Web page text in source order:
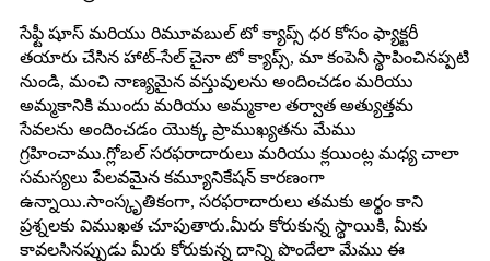
సేఫ్టీ షూస్ మరియు రిమూవబుల్ టో క్యాప్స్ ధర కోసం ఫ్యాక్టరీ
తయారు చేసిన హాట్-సేల్ చైనా టో క్యాప్స్, మా కంపెనీ స్థాపించినప్పటి
నుండి, మంచి నాణ్యమైన వస్తువులను అందించడం మరియు
అమ్మకానికి ముందు మరియు అమ్మకాల తర్వాత అత్యుత్తమ
సేవలను అందించడం యొక్క ప్రాముఖ్యతను మేము
గ్రహించాము.గ్లోబల్ సరఫరాదారులు మరియు క్లయింట్ల మధ్య చాలా
సమస్యలు పేలవమైన కమ్యూనికేషన్ కారణంగా
ఉన్నాయి.సాంస్కృతికంగా, సరఫరాదారులు తమకు అర్థం కాని
ప్రశ్నలకు విముఖత చూపుతారు.మీరు కోరుకున్న స్థాయికి, మీకు
కావలసినప్పుడు మీరు కోరుకున్న దాన్ని పొందేలా మేము ఈ